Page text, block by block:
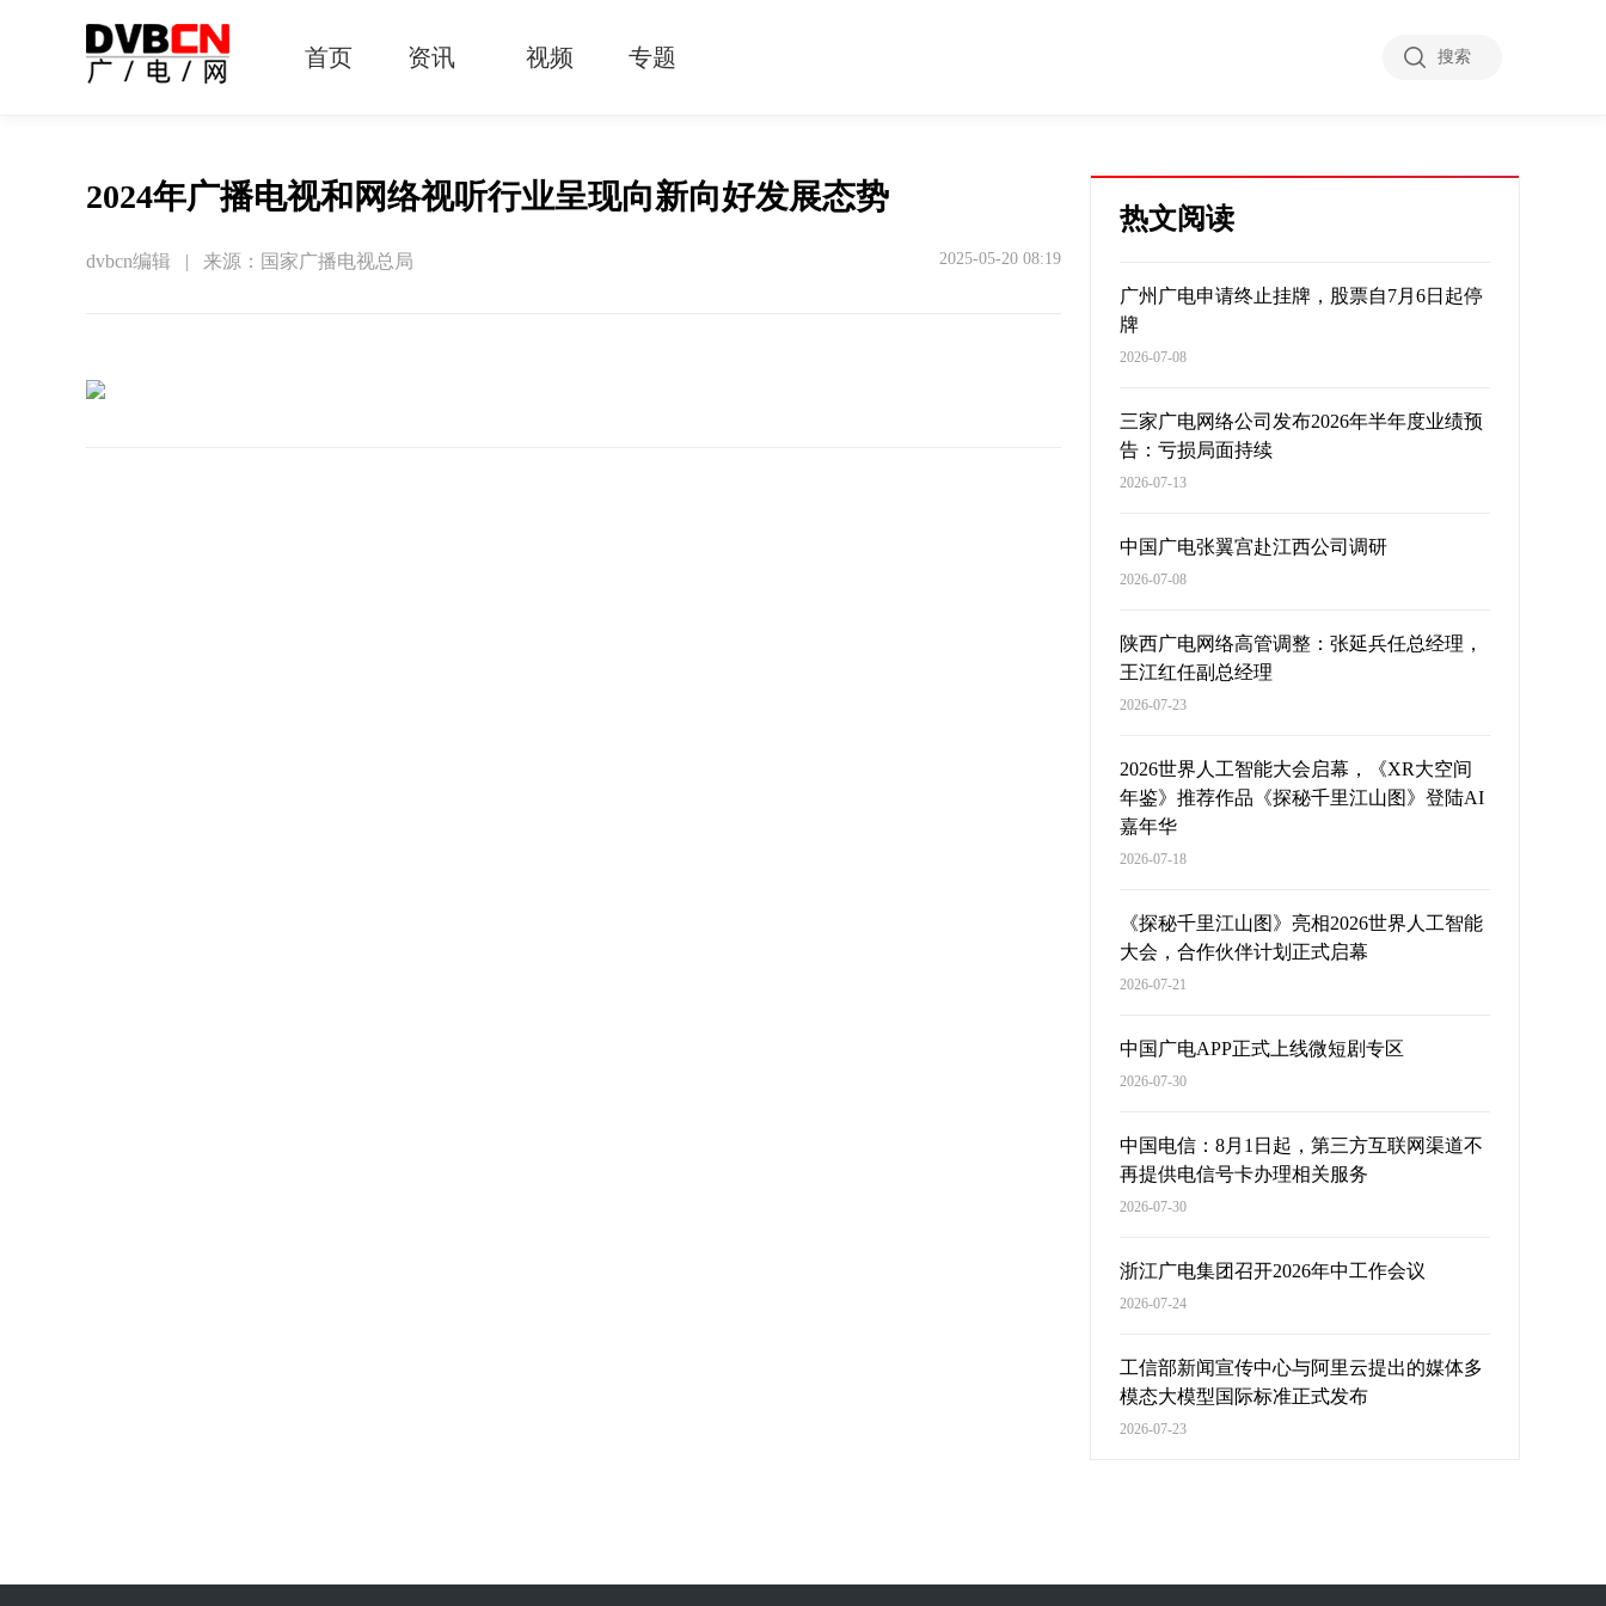
首页 资讯 视频 专题 搜索
2024年广播电视和网络视听行业呈现向新向好发展态势
dvbcn编辑 | 来源：国家广播电视总局 2025-05-20 08:19
热文阅读
广州广电申请终止挂牌，股票自7月6日起停
牌
2026-07-08
三家广电网络公司发布2026年半年度业绩预
告：亏损局面持续
2026-07-13
中国广电张翼宫赴江西公司调研
2026-07-08
陕西广电网络高管调整：张延兵任总经理，
王江红任副总经理
2026-07-23
2026世界人工智能大会启幕，《XR大空间
年鉴》推荐作品《探秘千里江山图》登陆AI
嘉年华
2026-07-18
《探秘千里江山图》亮相2026世界人工智能
大会，合作伙伴计划正式启幕
2026-07-21
中国广电APP正式上线微短剧专区
2026-07-30
中国电信：8月1日起，第三方互联网渠道不
再提供电信号卡办理相关服务
2026-07-30
浙江广电集团召开2026年中工作会议
2026-07-24
工信部新闻宣传中心与阿里云提出的媒体多
模态大模型国际标准正式发布
2026-07-23